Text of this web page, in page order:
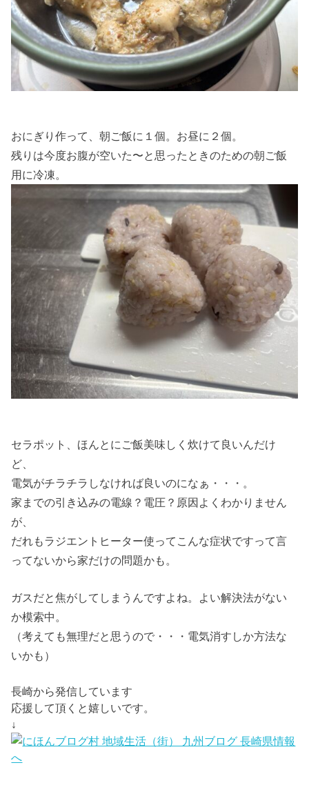
おにぎり作って、朝ご飯に１個。お昼に２個。
残りは今度お腹が空いた〜と思ったときのための朝ご飯
用に冷凍。
セラポット、ほんとにご飯美味しく炊けて良いんだけ
ど、
電気がチラチラしなければ良いのになぁ・・・。
家までの引き込みの電線？電圧？原因よくわかりません
が、
だれもラジエントヒーター使ってこんな症状ですって言
ってないから家だけの問題かも。
ガスだと焦がしてしまうんですよね。よい解決法がない
か模索中。
（考えても無理だと思うので・・・電気消すしか方法な
いかも）
長崎から発信しています
応援して頂くと嬉しいです。
↓